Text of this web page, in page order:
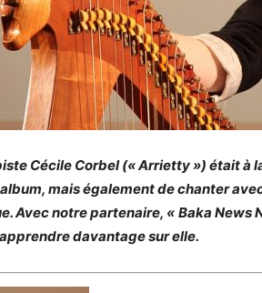
Cécile Corbel (« Arrietty ») était à
mais également de chanter
Avec notre partenaire, « Baka News
apprendre davantage sur elle.